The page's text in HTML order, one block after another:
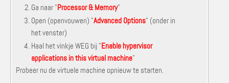
Ga naar "Processor & Memory"
Open (openvouwen) "Advanced Options" (onder in
het venster)
Haal het vinkje WEG bij "Enable hypervisor
applications in this virtual machine"
Probeer nu de virtuele machine opnieuw te starten.